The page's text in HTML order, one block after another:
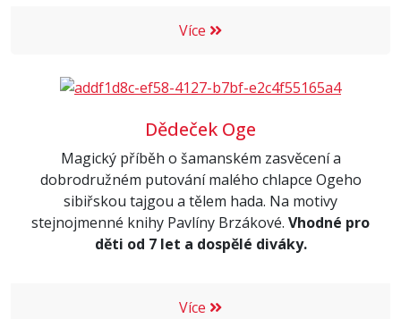
Více
Dědeček Oge
Magický příběh o šamanském zasvěcení a
dobrodružném putování malého chlapce Ogeho
sibiřskou tajgou a tělem hada. Na motivy
stejnojmenné knihy Pavlíny Brzákové. Vhodné pro
děti od 7 let a dospělé diváky.
Více